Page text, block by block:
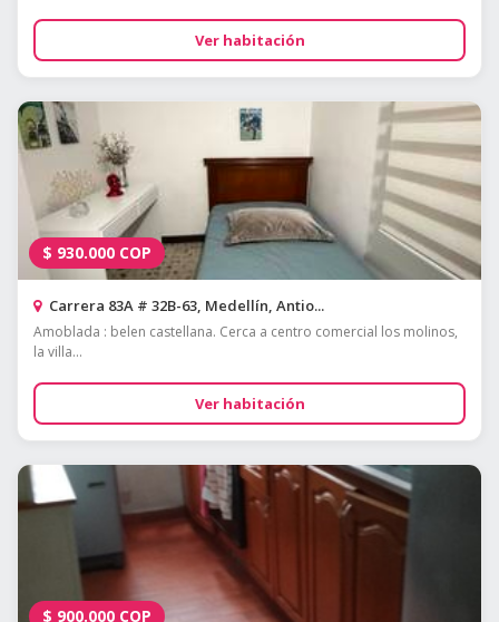
Ver habitación
$ 930.000 COP
Carrera 83A # 32B-63, Medellín, Antio...
Amoblada : belen castellana. Cerca a centro comercial los molinos,
la villa...
Ver habitación
$ 900.000 COP